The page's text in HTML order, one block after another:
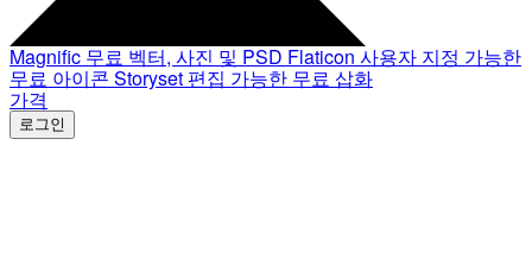
Magnific 무료 벡터, 사진 및 PSD Flaticon 사용자 지정 가능한
무료 아이콘 Storyset 편집 가능한 무료 삽화
가격
로그인